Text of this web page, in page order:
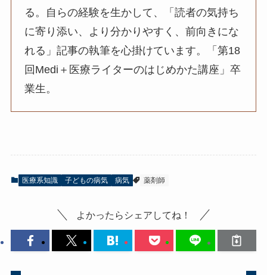
る。自らの経験を生かして、「読者の気持ち
に寄り添い、より分かりやすく、前向きにな
れる」記事の執筆を心掛けています。「第18
回Medi＋医療ライターのはじめかた講座」卒
業生。
医療系知識 子どもの病気 病気 薬剤師
よかったらシェアしてね！